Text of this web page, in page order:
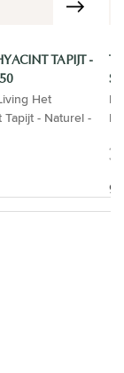
TAPIJT -
Het
Tapijt - Naturel -